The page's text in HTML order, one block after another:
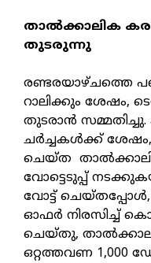
താൽക്കാലിക
തുടരുന്നു
രണ്ടരയാഴ്ചത്തെ
റാലിക്കും ശേഷം,
തുടരാൻ
ചർച്ചകൾക്ക് ശേഷം,
ചെയ്ത
വോട്ടെടുപ്പ്
വോട്ട്
ഓഫർ നിരസിച്ച്
ചെയ്തു,
ഒറ്റത്തവണ